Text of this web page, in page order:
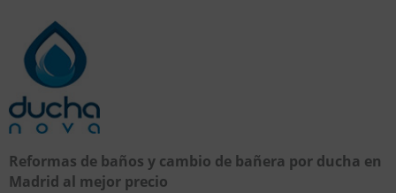
Reformas de baños y cambio de bañera por ducha en
Madrid al mejor precio